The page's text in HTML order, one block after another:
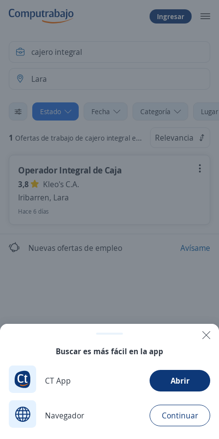
Ingresar
Estado Fecha Categoría
1 Ofertas de trabajo de cajero integral en Lara Relevancia
Operador Integral de Caja
3,8
Kleo's C.A.
Iribarren, Lara
Hace 6 días
Nuevas ofertas de empleo Avísame
Buscar es más fácil en la app
CT App Abrir
Navegador Continuar